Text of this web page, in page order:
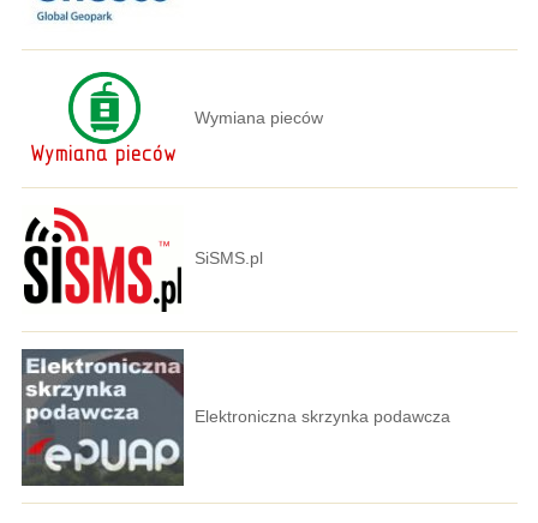
Wymiana pieców
SiSMS.pl
Elektroniczna skrzynka podawcza